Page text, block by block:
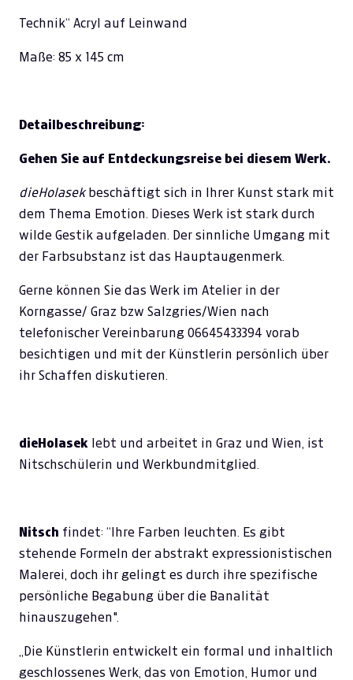
Technik“ Acryl auf Leinwand
Maße: 85 x 145 cm
Detailbeschreibung:
Gehen Sie auf Entdeckungsreise bei diesem Werk.
dieHolasekbeschäftigt sich in Ihrer Kunst stark mit
dem Thema Emotion. Dieses Werk ist stark durch
wilde Gestik aufgeladen. Der sinnliche Umgang mit
der Farbsubstanz ist das Hauptaugenmerk.
Gerne können Sie das Werk im Atelier in der
Korngasse/ Graz bzw Salzgries/Wien nach
telefonischer Vereinbarung 06645433394 vorab
besichtigen und mit der Künstlerin persönlich über
ihr Schaffen diskutieren.
dieHolasek
lebt und arbeitet in Graz und Wien, ist
Nitschschülerin und Werkbundmitglied.
Nitsch findet: “Ihre Farben leuchten. Es gibt
stehende Formeln der abstrakt expressionistischen
Malerei, doch ihr gelingt es durch ihre spezifische
persönliche Begabung über die Banalität
hinauszugehen".
„Die Künstlerin entwickelt ein formal und inhaltlich
geschlossenes Werk, das von Emotion, Humor und